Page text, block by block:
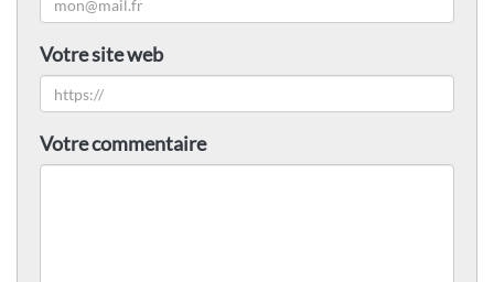
Votre site web
Votre commentaire